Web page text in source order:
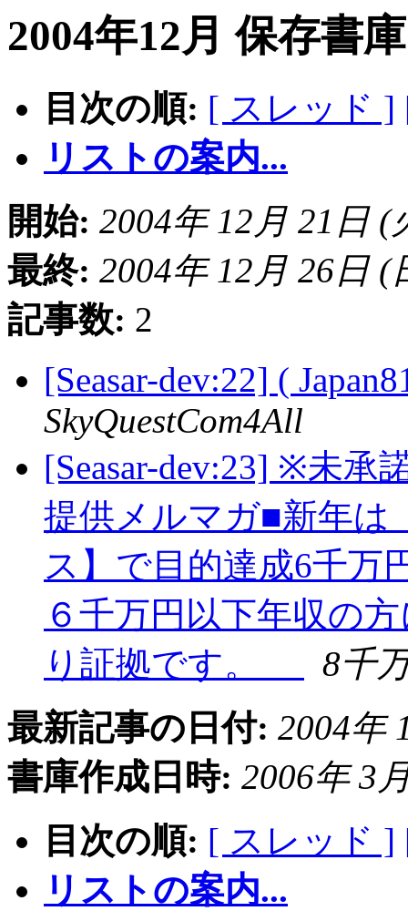
2004年12月 保存書
目次の順: [ スレッド ]
リストの案内...
開始: 2004年 12月 21日 (
最終: 2004年 12月 26日 (
記事数: 2
[Seasar-dev:22] (
SkyQuestCom4All
[Seasar-dev:23] ※未承
提供メルマガ■新年は
ス】で目的達成6千
６千万円以下年収の
り証拠です。
8千
最新記事の日付: 2004年
書庫作成日時: 2006年 3
目次の順: [ スレッド ]
リストの案内...